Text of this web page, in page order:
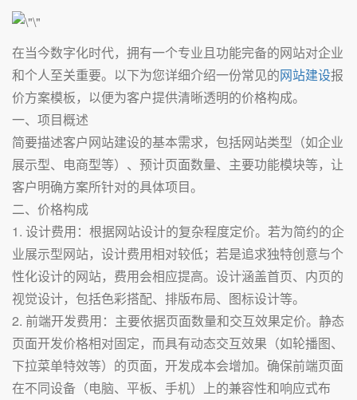
在当今数字化时代，拥有一个专业且功能完备的网站对企业
和个人至关重要。以下为您详细介绍一份常见的网站建设报
价方案模板，以便为客户提供清晰透明的价格构成。
一、项目概述
简要描述客户网站建设的基本需求，包括网站类型（如企业
展示型、电商型等）、预计页面数量、主要功能模块等，让
客户明确方案所针对的具体项目。
二、价格构成
1. 设计费用：根据网站设计的复杂程度定价。若为简约的企
业展示型网站，设计费用相对较低；若是追求独特创意与个
性化设计的网站，费用会相应提高。设计涵盖首页、内页的
视觉设计，包括色彩搭配、排版布局、图标设计等。
2. 前端开发费用：主要依据页面数量和交互效果定价。静态
页面开发价格相对固定，而具有动态交互效果（如轮播图、
下拉菜单特效等）的页面，开发成本会增加。确保前端页面
在不同设备（电脑、平板、手机）上的兼容性和响应式布